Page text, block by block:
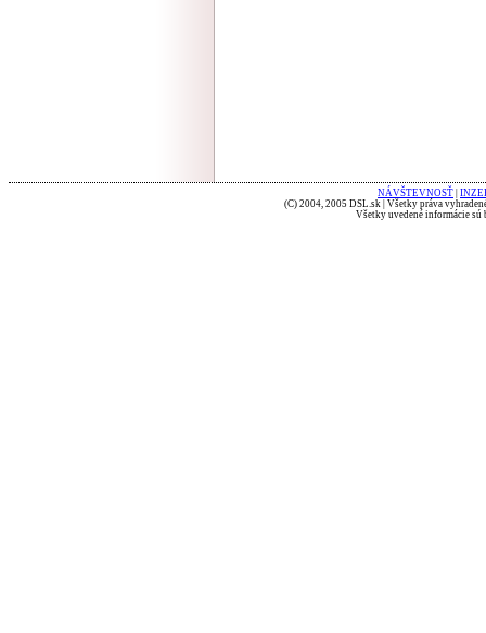
NÁVŠTEVNOSŤ
(C) 2004, 2005 DSL.sk | Všetky práva
Všetky uvedené informácie sú